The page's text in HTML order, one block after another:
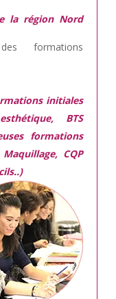
la région Nord
initiales
BTS
formations
CQP